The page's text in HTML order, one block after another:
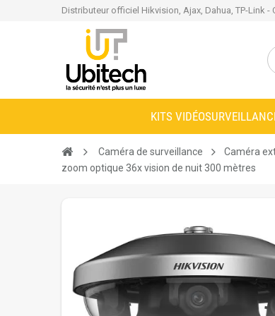
Distributeur officiel Hikvision, Ajax, Dahua, TP-Link
KITS
Caméra de surveillance Caméra
zoom optique 36x vision de nuit 300 mètres